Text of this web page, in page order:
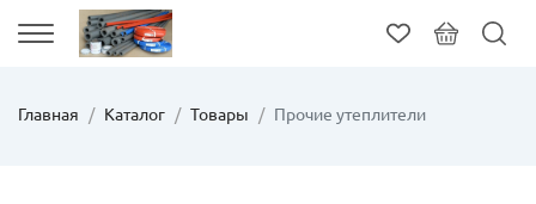
Главная Каталог Товары Прочие утеплители